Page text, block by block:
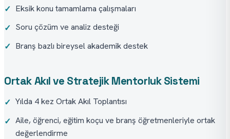
✓ Eksik konu tamamlama çalışmaları
✓ Soru çözüm ve analiz desteği
✓ Branş bazlı bireysel akademik destek
Ortak Akıl ve Stratejik Mentorluk Sistemi
✓ Yılda 4 kez Ortak Akıl Toplantısı
✓ Aile, öğrenci, eğitim koçu ve branş öğretmenleriyle ortak
değerlendirme